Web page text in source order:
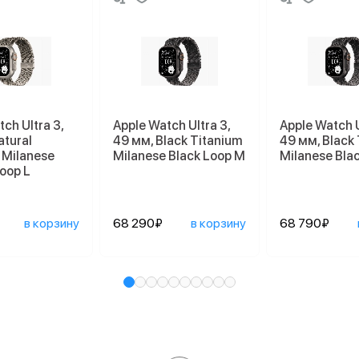
Ultra 3,
L
в корзину
Apple Watch Ultra 3,
49 мм, Black Titanium
Milanese Black Loop M
68 290₽ в корзину
Apple Watch
49 мм, Black
Milanese
68 790₽